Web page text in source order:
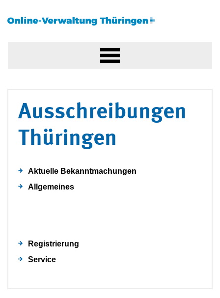
Ausschreibungen
Thüringen
Aktuelle Bekanntmachungen
Allgemeines
Registrierung
Service